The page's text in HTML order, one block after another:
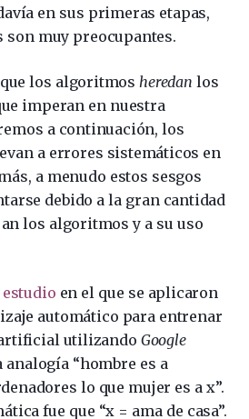
en sus primeras etapas,
son muy preocupantes.
que los algoritmosheredan los
imperan en nuestra
a continuación, los
a errores sistemáticos en
a menudo estos sesgos
debido a la gran cantidad
los algoritmos y a su uso
estudio en el que se aplicaron
automático para entrenar
utilizando Google
analogía “hombre es a
lo que mujer es a x”.
fue que “x = ama de casa”.